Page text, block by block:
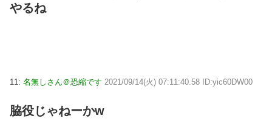
やるね
11: 名無しさん＠恐縮です 2021/09/14(火) 07:11:40.58 ID:yic60DW00
脇役じゃねーかw